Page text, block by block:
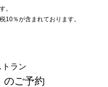
。
10％が含まれております。
トラン
のご予約